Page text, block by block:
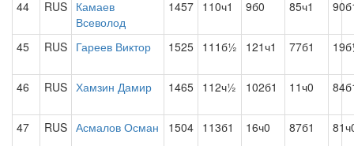
44 RUS Камаев
Всеволод
1457 110ч1 9б0 85ч1
45 RUS Гареев Виктор 1525 111б½ 121ч1 77б1
46 RUS Хамзин Дамир 1465 112ч½ 102б1 11ч0
47 RUS Асмалов Осман 1504 113б1 16ч0 87б1